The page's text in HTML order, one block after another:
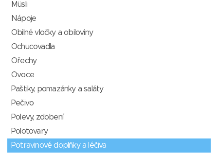
Müsli
Nápoje
Obilné vločky a obiloviny
Ochucovadla
Ořechy
Ovoce
Paštiky, pomazánky a saláty
Pečivo
Polevy, zdobení
Polotovary
Potravinové doplňky a léčiva